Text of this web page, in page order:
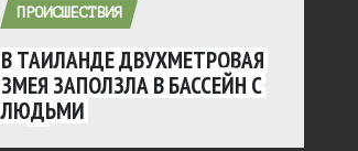
ПРОИСШЕСТВИЯ
В ТАИЛАНДЕ ДВУХМЕТРОВАЯ
ЗМЕЯ ЗАПОЛЗЛА В БАССЕЙН С
ЛЮДЬМИ